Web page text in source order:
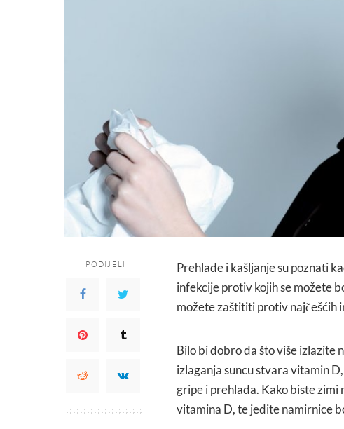
PODIJELI
Prehlade i kašljanje su poznati
infekcije protiv kojih se možete
možete zaštititi protiv najčešćih
Bilo bi dobro da što više izlazite
izlaganja suncu stvara vitamin
gripe i prehlada. Kako biste
vitamina D, te jedite namirnice